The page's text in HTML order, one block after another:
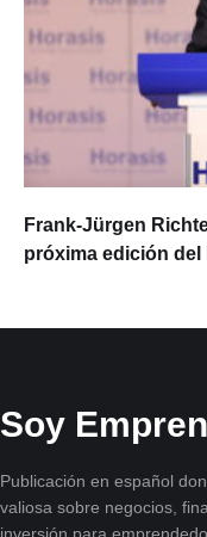
Frank-Jürgen
próxima edición del
Soy
Publicación en español
valiosa sobre negocios,